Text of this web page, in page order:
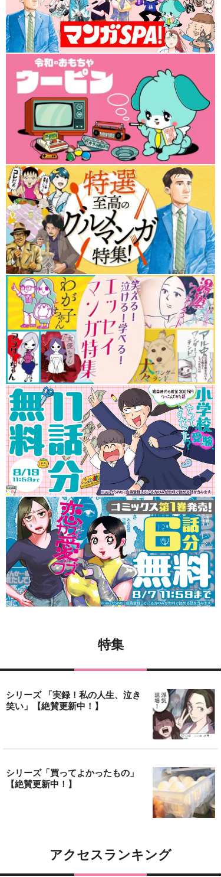
特集
シリーズ 「実録！私の人生、泣き
笑い」【絶賛更新中！】
シリーズ「買ってよかったもの」
【絶賛更新中！】
アクセスランキング